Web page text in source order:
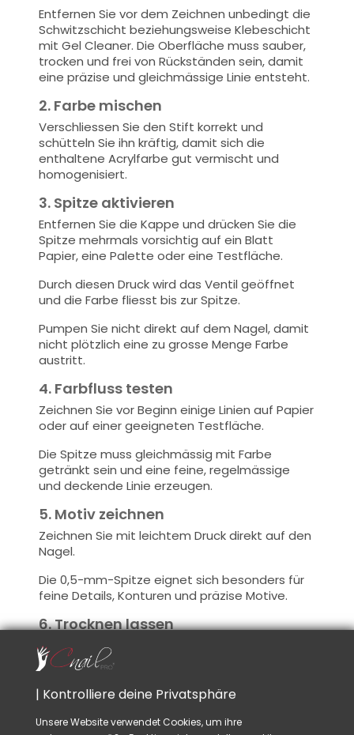
Entfernen Sie vor dem Zeichnen unbedingt die
Schwitzschicht beziehungsweise Klebeschicht
mit Gel Cleaner. Die Oberfläche muss sauber,
trocken und frei von Rückständen sein, damit
eine präzise und gleichmässige Linie entsteht.
2. Farbe mischen
Verschliessen Sie den Stift korrekt und
schütteln Sie ihn kräftig, damit sich die
enthaltene Acrylfarbe gut vermischt und
homogenisiert.
3. Spitze aktivieren
Entfernen Sie die Kappe und drücken Sie die
Spitze mehrmals vorsichtig auf ein Blatt
Papier, eine Palette oder eine Testfläche.
Durch diesen Druck wird das Ventil geöffnet
und die Farbe fliesst bis zur Spitze.
Pumpen Sie nicht direkt auf dem Nagel, damit
nicht plötzlich eine zu grosse Menge Farbe
austritt.
4. Farbfluss testen
Zeichnen Sie vor Beginn einige Linien auf Papier
oder auf einer geeigneten Testfläche.
Die Spitze muss gleichmässig mit Farbe
getränkt sein und eine feine, regelmässige
und deckende Linie erzeugen.
5. Motiv zeichnen
Zeichnen Sie mit leichtem Druck direkt auf den
Nagel.
Die 0,5-mm-Spitze eignet sich besonders für
feine Details, Konturen und präzise Motive.
6. Trocknen lassen
Lassen Sie die Farbe vollständig an der Luft
trocknen, bevor Sie die Versiegelung
auftragen.
Die Farbe trocknet schnell, muss jedoch
vollständig trocken sein, damit sich das Motiv
| Kontrolliere deine Privatsphäre
Unsere Website verwendet Cookies, um ihre